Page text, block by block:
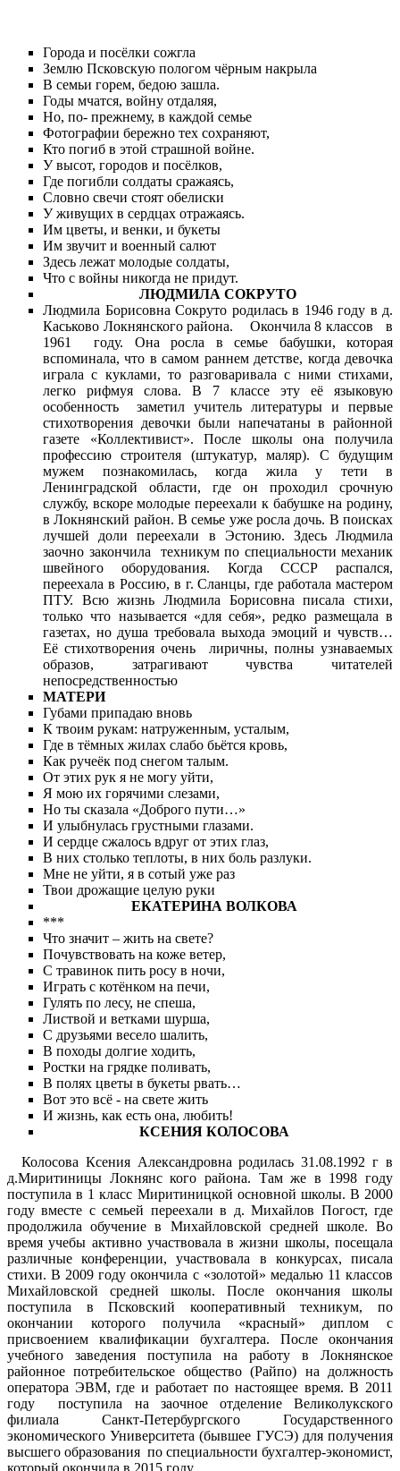
Города и посёлки сожгла
Землю Псковскую пологом чёрным накрыла
В семьи горем, бедою зашла.
Годы мчатся, войну отдаляя,
Но, по- прежнему, в каждой семье
Фотографии бережно тех сохраняют,
Кто погиб в этой страшной войне.
У высот, городов и посёлков,
Где погибли солдаты сражаясь,
Словно свечи стоят обелиски
У живущих в сердцах отражаясь.
Им цветы, и венки, и букеты
Им звучит и военный салют
Здесь лежат молодые солдаты,
Что с войны никогда не придут.
ЛЮДМИЛА СОКРУТО
Людмила Борисовна Сокруто родилась в 1946 году в д.
Каськово Локнянского района. Окончила 8 классов в
1961 году. Она росла в семье бабушки, которая
вспоминала, что в самом раннем детстве, когда девочка
играла с куклами, то разговаривала с ними стихами,
легко рифмуя слова. В 7 классе эту её языковую
особенность заметил учитель литературы и первые
стихотворения девочки были напечатаны в районной
газете «Коллективист». После школы она получила
профессию строителя (штукатур, маляр). С будущим
мужем познакомилась, когда жила у тети в
Ленинградской области, где он проходил срочную
службу, вскоре молодые переехали к бабушке на родину,
в Локнянский район. В семье уже росла дочь. В поисках
лучшей доли переехали в Эстонию. Здесь Людмила
заочно закончила техникум по специальности механик
швейного оборудования. Когда СССР распался,
переехала в Россию, в г. Сланцы, где работала мастером
ПТУ. Всю жизнь Людмила Борисовна писала стихи,
только что называется «для себя», редко размещала в
газетах, но душа требовала выхода эмоций и чувств…
Её стихотворения очень лиричны, полны узнаваемых
образов, затрагивают чувства читателей
непосредственностью
МАТЕРИ
Губами припадаю вновь
К твоим рукам: натруженным, усталым,
Где в тёмных жилах слабо бьётся кровь,
Как ручеёк под снегом талым.
От этих рук я не могу уйти,
Я мою их горячими слезами,
Но ты сказала «Доброго пути…»
И улыбнулась грустными глазами.
И сердце сжалось вдруг от этих глаз,
В них столько теплоты, в них боль разлуки.
Мне не уйти, я в сотый уже раз
Твои дрожащие целую руки
ЕКАТЕРИНА ВОЛКОВА
***
Что значит – жить на свете?
Почувствовать на коже ветер,
С травинок пить росу в ночи,
Играть с котёнком на печи,
Гулять по лесу, не спеша,
Листвой и ветками шурша,
С друзьями весело шалить,
В походы долгие ходить,
Ростки на грядке поливать,
В полях цветы в букеты рвать…
Вот это всё - на свете жить
И жизнь, как есть она, любить!
КСЕНИЯ КОЛОСОВА
Колосова Ксения Александровна родилась 31.08.1992 г в
д.Миритиницы Локнянс кого района. Там же в 1998 году
поступила в 1 класс Миритиницкой основной школы. В 2000
году вместе с семьей переехали в д. Михайлов Погост, где
продолжила обучение в Михайловской средней школе. Во
время учебы активно участвовала в жизни школы, посещала
различные конференции, участвовала в конкурсах, писала
стихи. В 2009 году окончила с «золотой» медалью 11 классов
Михайловской средней школы. После окончания школы
поступила в Псковский кооперативный техникум, по
окончании которого получила «красный» диплом с
присвоением квалификации бухгалтера. После окончания
учебного заведения поступила на работу в Локнянское
районное потребительское общество (Райпо) на должность
оператора ЭВМ, где и работает по настоящее время. В 2011
году поступила на заочное отделение Великолукского
филиала Санкт-Петербургского Государственного
экономического Университета (бывшее ГУСЭ) для получения
высшего образования по специальности бухгалтер-экономист,
который окончила в 2015 году